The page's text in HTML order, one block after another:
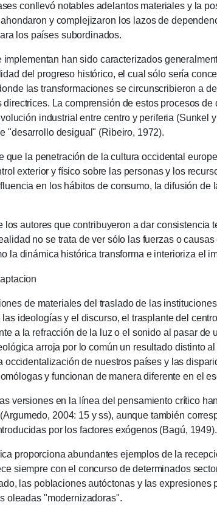
conllevó notables adelantos materiales y la
y complejizaron los lazos de
los países subordinados.
han sido caracterizados
del progreso histórico, el cual sólo sería
las transformaciones se circunscribieron a
directrices. La comprensión de estos procesos
industrial entre centro y periferia (Sunkel
"desarrollo desigual" (Ribeiro, 1972).
la penetración de la cultura occidental
exterior y físico sobre las personas y los
en los hábitos de consumo, la difusión
que contribuyeron a dar consistencia
no se trata de ver sólo las fuerzas o
la dinámica histórica transforma e interioriza el
de materiales del traslado de las instituciones
ideologías y el discurso, el trasplante del
a la refracción de la luz o el sonido al pasar
arroja por lo común un resultado distinto
occidentalización de nuestros países y las
y funcionan de manera diferente en el
versiones en la línea del pensamiento crítico
2004: 15 y ss), aunque también
por los factores exógenos (Bagú, 1949).
abundantes ejemplos de la
siempre con el concurso de determinados
las poblaciones autóctonas y las
oleadas "modernizadoras".